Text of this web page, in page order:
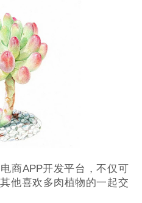
商APP开发平台，不仅可
他喜欢多肉植物的一起交